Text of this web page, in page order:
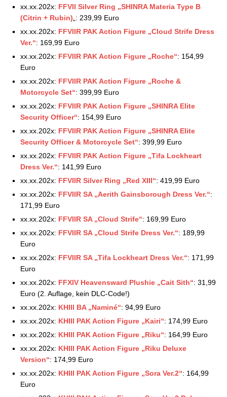
xx.xx.202x: FFVII Silver Ring „SHINRA Materia Type B
(Citrin + Rubin) „: 239,99 Euro
xx.xx.202x: FFVIIR PAK Action Figure „Cloud Strife Dress
Ver.“: 169,99 Euro
xx.xx.202x: FFVIIR PAK Action Figure „Roche“: 154,99
Euro
xx.xx.202x: FFVIIR PAK Action Figure „Roche &
Motorcycle Set“: 399,99 Euro
xx.xx.202x: FFVIIR PAK Action Figure „SHINRA Elite
Security Officer“: 154,99 Euro
xx.xx.202x: FFVIIR PAK Action Figure „SHINRA Elite
Security Officer & Motorcycle Set“: 399,99 Euro
xx.xx.202x: FFVIIR PAK Action Figure „Tifa Lockheart
Dress Ver.“: 141,99 Euro
xx.xx.202x: FFVIIR Silver Ring „Red XIII“: 419,99 Euro
xx.xx.202x: FFVIIR SA „Aerith Gainsborough Dress Ver.“:
171,99 Euro
xx.xx.202x: FFVIIR SA „Cloud Strife“: 169,99 Euro
xx.xx.202x: FFVIIR SA „Cloud Strife Dress Ver.“: 189,99
Euro
xx.xx.202x: FFVIIR SA „Tifa Lockheart Dress Ver.“: 171,99
Euro
xx.xx.202x: FFXIV Heavensward Plushie „Cait Sith“: 31,99
Euro (2. Auflage, kein DLC-Code!)
xx.xx.202x: KHIII BA „Naminé“: 94,99 Euro
xx.xx.202x: KHIII PAK Action Figure „Kairi“: 174,99 Euro
xx.xx.202x: KHIII PAK Action Figure „Riku“: 164,99 Euro
xx.xx.202x: KHIII PAK Action Figure „Riku Deluxe
Version“: 174,99 Euro
xx.xx.202x: KHIII PAK Action Figure „Sora Ver.2“: 164,99
Euro